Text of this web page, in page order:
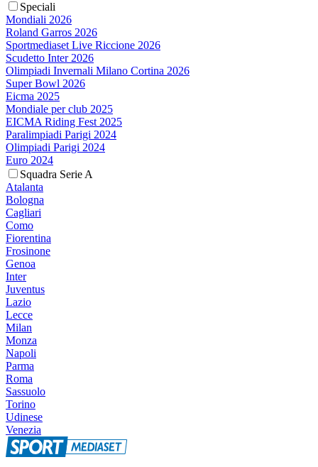
Speciali
Mondiali 2026
Roland Garros 2026
Sportmediaset Live Riccione 2026
Scudetto Inter 2026
Olimpiadi Invernali Milano Cortina 2026
Super Bowl 2026
Eicma 2025
Mondiale per club 2025
EICMA Riding Fest 2025
Paralimpiadi Parigi 2024
Olimpiadi Parigi 2024
Euro 2024
Squadra Serie A
Atalanta
Bologna
Cagliari
Como
Fiorentina
Frosinone
Genoa
Inter
Juventus
Lazio
Lecce
Milan
Monza
Napoli
Parma
Roma
Sassuolo
Torino
Udinese
Venezia